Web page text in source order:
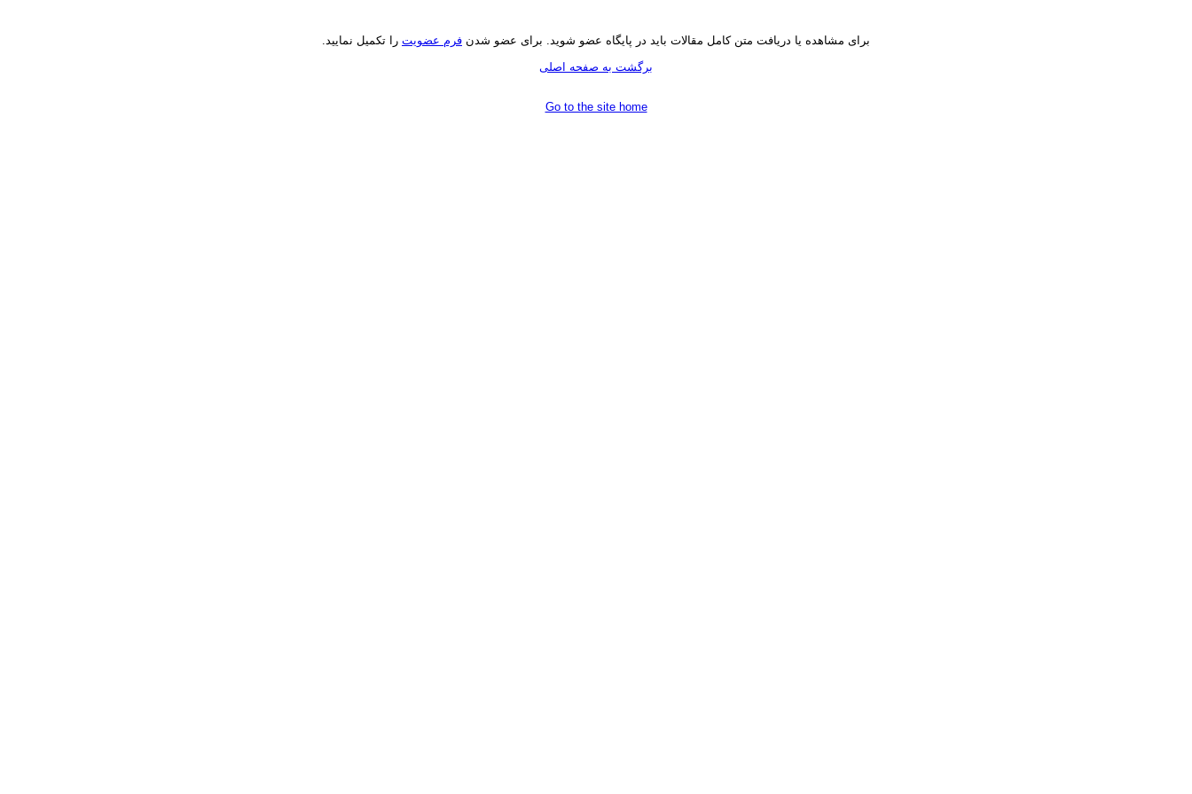
براى مشاهده یا دریافت متن کامل مقالات باید در پایگاه عضو شوید. براى عضو شدن فرم عضویت را تکمیل نمایید.
برگشت به صفحه اصلی
Go to the site home